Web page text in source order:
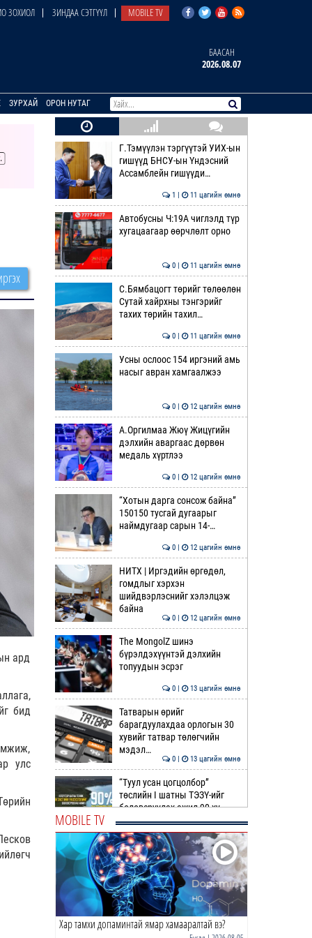
ЗОХИОЛ ЗИНДАА СЭТГҮҮЛ MOBILE TV
БААСАН
2026.08.07
ЗУРХАЙ ОРОН НУТАГ
ард
бид
улс
Г.Тэмүүлэн тэргүүтэй УИХ-ын
гишүүд БНСУ-ын Үндэсний
Ассамблейн гишүүди…
1 | 11 цагийн өмнө
Автобусны Ч:19А чиглэлд түр
хугацаагаар өөрчлөлт орно
0 | 11 цагийн өмнө
С.Бямбацогт төрийг төлөөлөн
Сутай хайрхны тэнгэрийг
тахих төрийн тахил…
0 | 11 цагийн өмнө
Усны ослоос 154 иргэний амь
насыг авран хамгаалжээ
0 | 12 цагийн өмнө
А.Оргилмаа Жюү Жицүгийн
дэлхийн аваргаас дөрвөн
медаль хүртлээ
0 | 12 цагийн өмнө
“Хотын дарга сонсож байна”
150150 тусгай дугаарыг
наймдугаар сарын 14-…
0 | 12 цагийн өмнө
НИТХ | Иргэдийн өргөдөл,
гомдлыг хэрхэн
шийдвэрлэснийг хэлэлцэж
байна
0 | 12 цагийн өмнө
The MongolZ шинэ
бүрэлдэхүүнтэй дэлхийн
топуудын эсрэг
0 | 13 цагийн өмнө
Татварын өрийг
барагдуулахдаа орлогын 30
хувийг татвар төлөгчийн
мэдэл…
0 | 13 цагийн өмнө
“Туул усан цогцолбор”
төслийн I шатны ТЭЗҮ-ийг
боловсруулах ажил 90 ху…
Нийслэлийн иргэдийн
Төлөөлөгчдийн Хурлын
Ээлжит VIII хуралдаан
эхэллээ
0 | 14 цагийн өмнө
ТОО | Гадаад валютын нөөц
MOBILE TV
Хар тамхи допаминтай ямар хамааралтай вэ?